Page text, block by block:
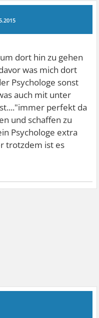
dort hin zu gehen
was mich dort
Psychologe sonst
auch mit unter
perfekt da
und schaffen zu
Psychologe extra
trotzdem ist es